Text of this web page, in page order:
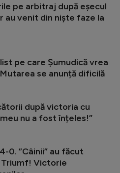
pe arbitraj după eșecul
au venit din niște faze la
pe care Șumudică vrea
se anunță dificilă
după victoria cu
nu a fost înțeles!”
0. ”Câinii” au făcut
Victorie